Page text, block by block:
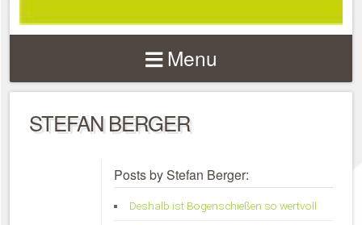
Menu
STEFAN BERGER
Posts by Stefan Berger:
Deshalb ist Bogenschießen so wertvoll